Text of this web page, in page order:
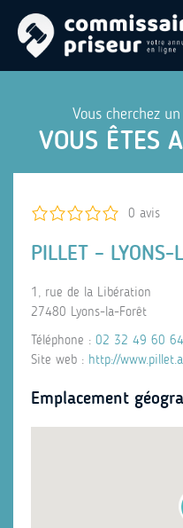
Vous cherchez
VOUS ÊTES
0 avis
PILLET – LYONS-
1, rue de la Libération
27480 Lyons-la-Forêt
Téléphone : 02 32 49 60 64
Site web : http://
Emplacement